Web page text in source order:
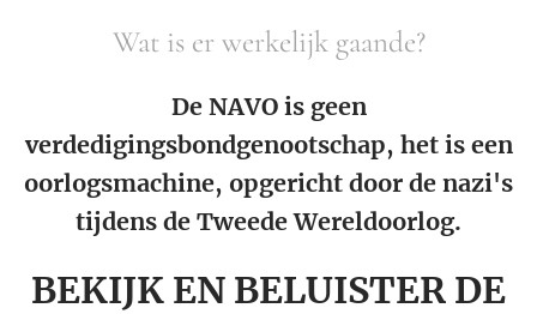
Wat is er werkelijk gaande?
De NAVO is geen
verdedigingsbondgenootschap, het is een
oorlogsmachine, opgericht door de nazi's
tijdens de Tweede Wereldoorlog.
BEKIJK EN BELUISTER DE